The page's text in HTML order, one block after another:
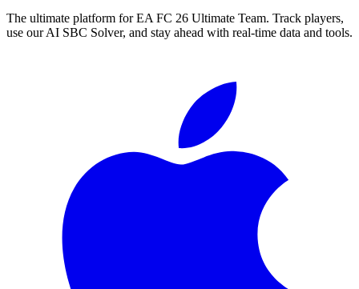
The ultimate platform for EA FC 26 Ultimate Team. Track players,
use our AI SBC Solver, and stay ahead with real-time data and tools.